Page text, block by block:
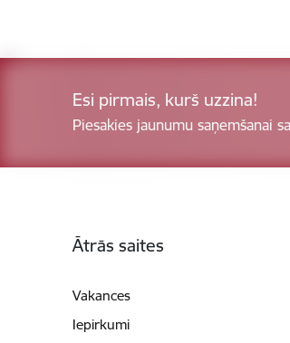
Esi pirmais, kurš uzzina!
Piesakies jaunumu saņemšanai
Ātrās saites
Vakances
Iepirkumi